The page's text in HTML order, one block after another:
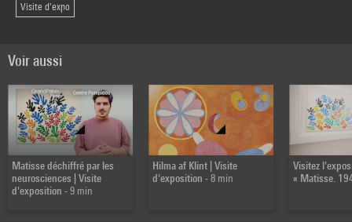
Visite d'expo
Voir aussi
Matisse déchiffré par les
neurosciences | Visite
d'exposition - 9 min
Hilma af Klint | Visite
d'exposition- 8 min
Visitez
« Matisse.